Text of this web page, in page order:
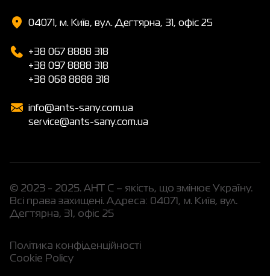
© 2023 - 2025. АНТ С – якість, що змінює Україну.
Всі права захищені. Адреса: 04071, м. Київ, вул.
Дегтярна, 31, офіс 25
Політика конфіденційності
Cookie Policy
04071, м. Київ, вул. Дегтярна, 31, офіс 25
+38 067 8888 318
+38 097 8888 318
+38 068 8888 318
info@ants-sany.com.ua
service@ants-sany.com.ua